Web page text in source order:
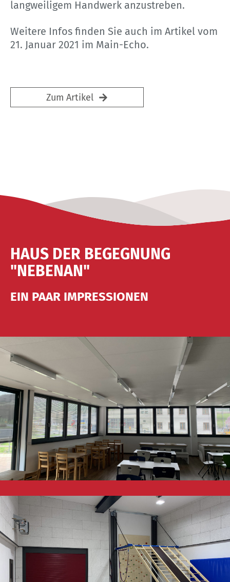
langweiligem Handwerk anzustreben.
Weitere Infos finden Sie auch im Artikel vom
21. Januar 2021 im Main-Echo.
Zum Artikel
HAUS DER BEGEGNUNG
"NEBENAN"
EIN PAAR IMPRESSIONEN